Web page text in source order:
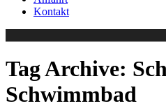
Kontakt
Tag Archive:
Schwimmbad